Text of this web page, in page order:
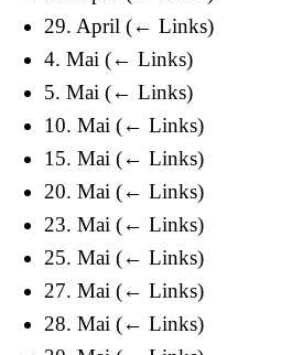
29. April (← Links)
4. Mai (← Links)
5. Mai (← Links)
10. Mai (← Links)
15. Mai (← Links)
20. Mai (← Links)
23. Mai (← Links)
25. Mai (← Links)
27. Mai (← Links)
28. Mai (← Links)